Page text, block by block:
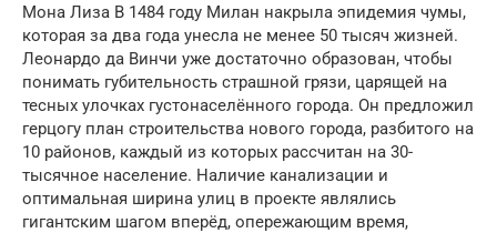
Мона Лиза В 1484 году Милан накрыла эпидемия чумы,
которая за два года унесла не менее 50 тысяч жизней.
Леонардо да Винчи уже достаточно образован, чтобы
понимать губительность страшной грязи, царящей на
тесных улочках густонаселённого города. Он предложил
герцогу план строительства нового города, разбитого на
10 районов, каждый из которых рассчитан на 30-
тысячное население. Наличие канализации и
оптимальная ширина улиц в проекте являлись
гигантским шагом вперёд, опережающим время,